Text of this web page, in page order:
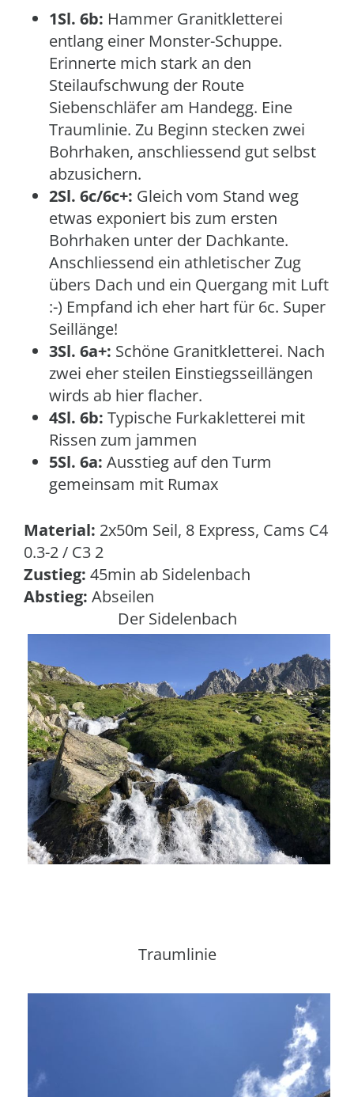
1Sl. 6b: Hammer Granitkletterei
entlang einer Monster-Schuppe.
Erinnerte mich stark an den
Steilaufschwung der Route
Siebenschläfer am Handegg. Eine
Traumlinie. Zu Beginn stecken zwei
Bohrhaken, anschliessend gut selbst
abzusichern.
2Sl. 6c/6c+: Gleich vom Stand weg
etwas exponiert bis zum ersten
Bohrhaken unter der Dachkante.
Anschliessend ein athletischer Zug
übers Dach und ein Quergang mit Luft
:-) Empfand ich eher hart für 6c. Super
Seillänge!
3Sl. 6a+: Schöne Granitkletterei. Nach
zwei eher steilen Einstiegsseillängen
wirds ab hier flacher.
4Sl. 6b: Typische Furkakletterei mit
Rissen zum jammen
5Sl. 6a: Ausstieg auf den Turm
gemeinsam mit Rumax
Material: 2x50m Seil, 8 Express, Cams C4
0.3-2 / C3 2
Zustieg: 45min ab Sidelenbach
Abstieg: Abseilen
Der Sidelenbach
Traumlinie